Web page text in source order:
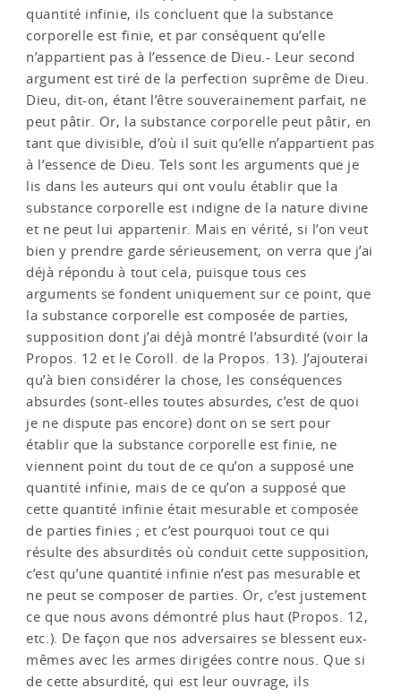
quantité infinie, ils concluent que la substance
corporelle est finie, et par conséquent qu’elle
n’appartient pas à l’essence de Dieu.- Leur second
argument est tiré de la perfection suprême de Dieu.
Dieu, dit-on, étant l’être souverainement parfait, ne
peut pâtir. Or, la substance corporelle peut pâtir, en
tant que divisible, d’où il suit qu’elle n’appartient pas
à l’essence de Dieu. Tels sont les arguments que je
lis dans les auteurs qui ont voulu établir que la
substance corporelle est indigne de la nature divine
et ne peut lui appartenir. Mais en vérité, si l’on veut
bien y prendre garde sérieusement, on verra que j’ai
déjà répondu à tout cela, puisque tous ces
arguments se fondent uniquement sur ce point, que
la substance corporelle est composée de parties,
supposition dont j’ai déjà montré l’absurdité (voir la
Propos. 12 et le Coroll. de la Propos. 13). J’ajouterai
qu’à bien considérer la chose, les conséquences
absurdes (sont-elles toutes absurdes, c’est de quoi
je ne dispute pas encore) dont on se sert pour
établir que la substance corporelle est finie, ne
viennent point du tout de ce qu’on a supposé une
quantité infinie, mais de ce qu’on a supposé que
cette quantité infinie était mesurable et composée
de parties finies ; et c’est pourquoi tout ce qui
résulte des absurdités où conduit cette supposition,
c’est qu’une quantité infinie n’est pas mesurable et
ne peut se composer de parties. Or, c’est justement
ce que nous avons démontré plus haut (Propos. 12,
etc.). De façon que nos adversaires se blessent eux-
mêmes avec les armes dirigées contre nous. Que si
de cette absurdité, qui est leur ouvrage, ils